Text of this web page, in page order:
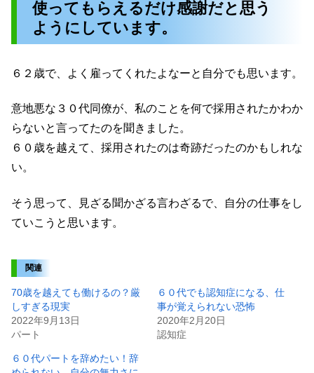
使ってもらえるだけ感謝だと思う
ようにしています。
６２歳で、よく雇ってくれたよなーと自分でも思います。
意地悪な３０代同僚が、私のことを何で採用されたかわか
らないと言ってたのを聞きました。
６０歳を越えて、採用されたのは奇跡だったのかもしれな
い。
そう思って、見ざる聞かざる言わざるで、自分の仕事をし
ていこうと思います。
関連
70歳を越えても働けるの？厳
しすぎる現実
2022年9月13日
パート
６０代でも認知症になる、仕
事が覚えられない恐怖
2020年2月20日
認知症
６０代パートを辞めたい！辞